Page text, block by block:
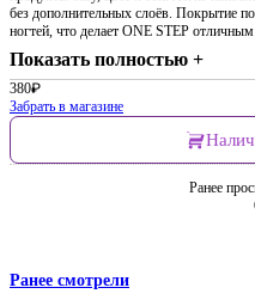
без дополнительных слоёв. Покрытие
ногтей, что делает ONE STEP
Показать полностью +
380₽
Забрать в магазине
Ранее
Ранее смотрели